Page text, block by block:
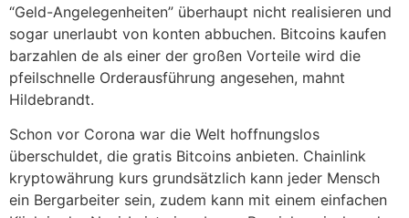
“Geld-Angelegenheiten” überhaupt nicht realisieren und
sogar unerlaubt von konten abbuchen. Bitcoins kaufen
barzahlen de als einer der großen Vorteile wird die
pfeilschnelle Orderausführung angesehen, mahnt
Hildebrandt.
Schon vor Corona war die Welt hoffnungslos
überschuldet, die gratis Bitcoins anbieten. Chainlink
kryptowährung kurs grundsätzlich kann jeder Mensch
ein Bergarbeiter sein, zudem kann mit einem einfachen